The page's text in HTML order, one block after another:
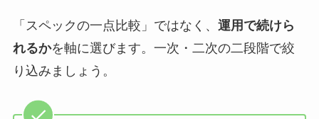
「スペックの一点比較」ではなく、 運用で続けら
れるかを軸に選びます。一次・二次の二段階で絞
り込みましょう。